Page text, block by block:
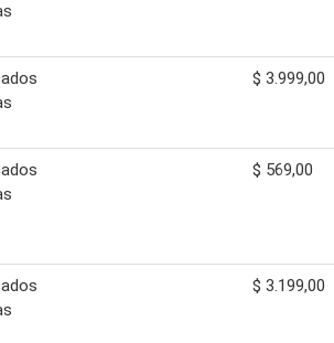
$ 3.999,00
$ 569,00
$ 3.199,00